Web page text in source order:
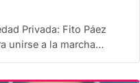
Privada: Fito Páez
unirse a la marcha…